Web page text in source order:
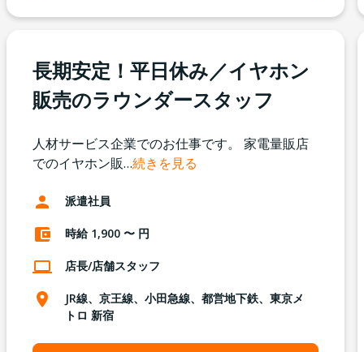
長期安定！平日休み／イヤホン
販売のラウンダースタッフ
人材サービス企業でのお仕事です。 家電量販店
でのイヤホン販…続きを見る
派遣社員
時給 1,900 〜 円
店長/店舗スタッフ
JR線、京王線、小田急線、都営地下鉄、東京メ
トロ 新宿